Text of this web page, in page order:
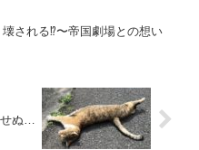
される⁉︎〜帝国劇場との想い
せぬ…